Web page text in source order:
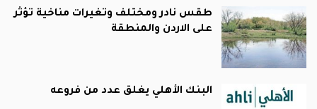
طقس نادر ومختلف وتغيرات مناخية تؤثر
على الاردن والمنطقة
البنك الأهلي يغلق عدد من فروعه